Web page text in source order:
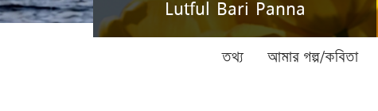
Lutful Bari Panna
তথ্য আমার গল্প/কবিতা